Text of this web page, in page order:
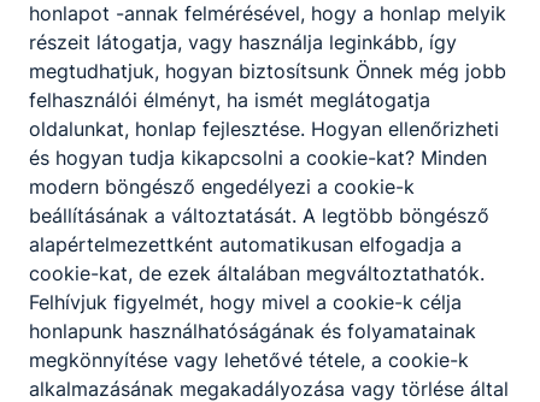
honlapot -annak felmérésével, hogy a honlap melyik
részeit látogatja, vagy használja leginkább, így
megtudhatjuk, hogyan biztosítsunk Önnek még jobb
felhasználói élményt, ha ismét meglátogatja
oldalunkat, honlap fejlesztése. Hogyan ellenőrizheti
és hogyan tudja kikapcsolni a cookie-kat? Minden
modern böngésző engedélyezi a cookie-k
beállításának a változtatását. A legtöbb böngésző
alapértelmezettként automatikusan elfogadja a
cookie-kat, de ezek általában megváltoztathatók.
Felhívjuk figyelmét, hogy mivel a cookie-k célja
honlapunk használhatóságának és folyamatainak
megkönnyítése vagy lehetővé tétele, a cookie-k
alkalmazásának megakadályozása vagy törlése által